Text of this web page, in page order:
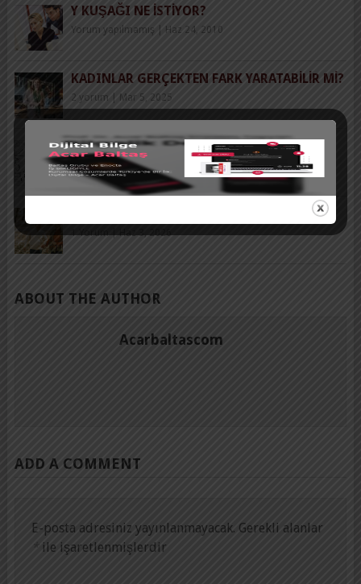
Y KUŞAĞI NE İSTIYOR?
Yorum yapılmamış Haz 24, 2010
KADINLAR GERÇEKTEN FARK YARATABILIR MI?
2 yorum Mar 5, 2025
KENDIMIZI ALDATMAK
2 yorum|Nis 13, 2016
ABOUT THE AUTHOR
Acarbaltascom
ADD A COMMENT
E-posta adresiniz yayınlanmayacak. Gerekli alanlar
* ile işaretlenmişlerdir